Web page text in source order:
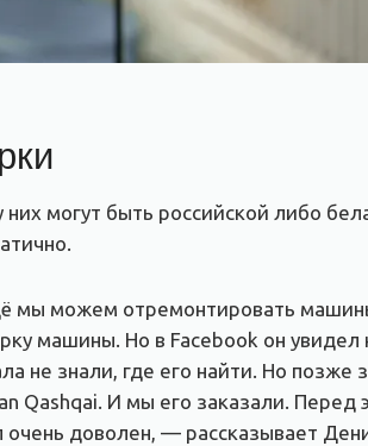
могут быть российской либо
мы можем отремонтировать
машины. Но в Facebook он увидел
не знали, где его найти. Но позже
Qashqai. И мы его заказали. Перед
доволен, — рассказывает